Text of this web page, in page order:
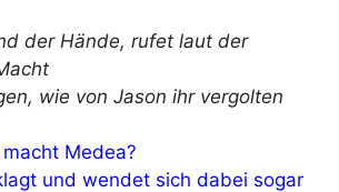
der Hände, rufet laut der
wie von Jason ihr vergolten
macht Medea?
und wendet sich dabei sogar